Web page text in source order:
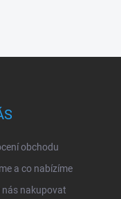
obchodu
a co nabízíme
nás nakupovat